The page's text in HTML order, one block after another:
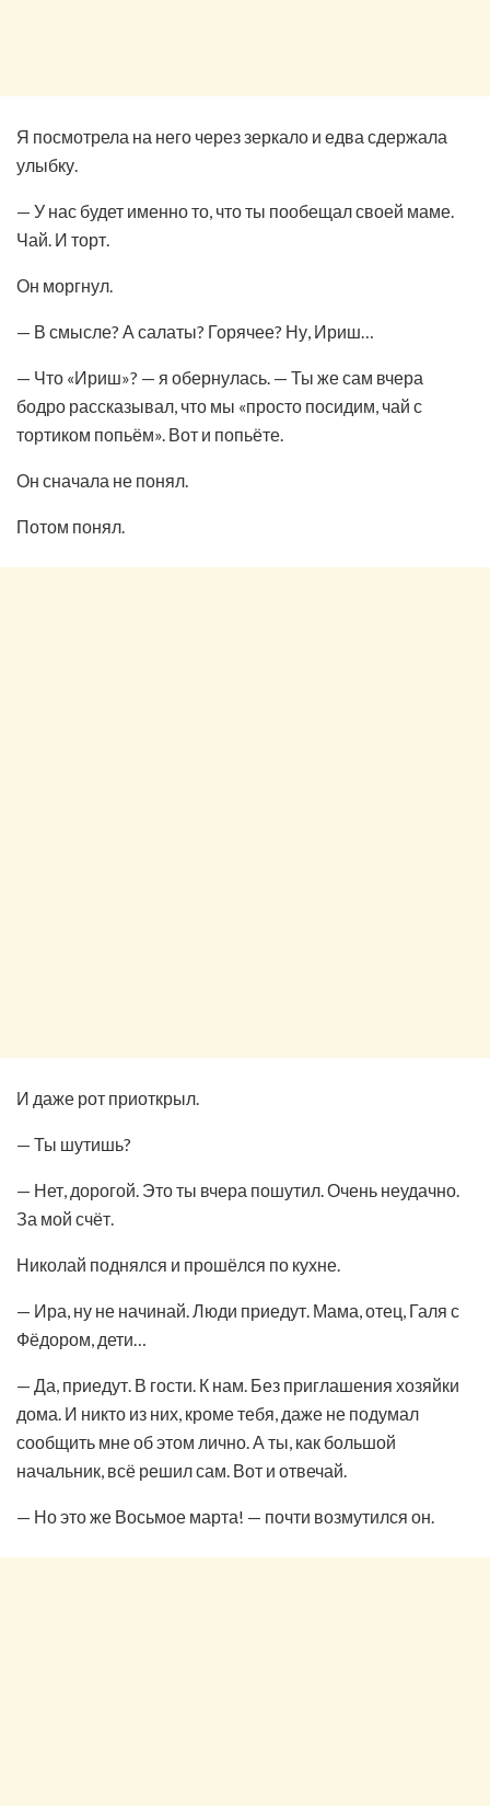
Я посмотрела на него через зеркало и едва сдержала
улыбку.
— У нас будет именно то, что ты пообещал своей маме.
Чай. И торт.
Он моргнул.
— В смысле? А салаты? Горячее? Ну, Ириш…
— Что «Ириш»? — я обернулась. — Ты же сам вчера
бодро рассказывал, что мы «просто посидим, чай с
тортиком попьём». Вот и попьёте.
Он сначала не понял.
Потом понял.
И даже рот приоткрыл.
— Ты шутишь?
— Нет, дорогой. Это ты вчера пошутил. Очень неудачно.
За мой счёт.
Николай поднялся и прошёлся по кухне.
— Ира, ну не начинай. Люди приедут. Мама, отец, Галя с
Фёдором, дети…
— Да, приедут. В гости. К нам. Без приглашения хозяйки
дома. И никто из них, кроме тебя, даже не подумал
сообщить мне об этом лично. А ты, как большой
начальник, всё решил сам. Вот и отвечай.
— Но это же Восьмое марта! — почти возмутился он.